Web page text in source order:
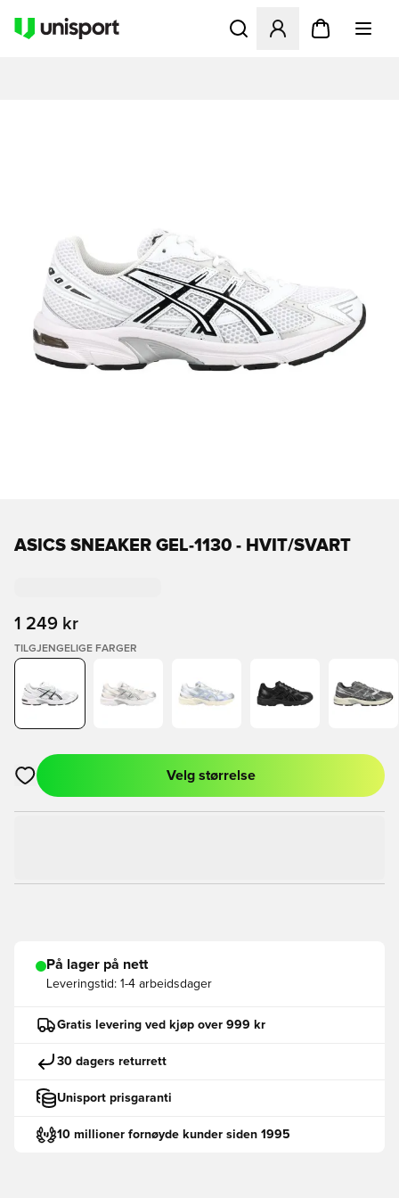
Åpner en Modal for å
ASICS SNEAKER GEL-1130 - HVIT/SVART
1 249 kr
TILGJENGELIGE FARGER
Åpner en Modal for å logge inn eller registrere deg som
Velg størrelse
På lager på nett
Leveringstid: 1-4 arbeidsdager
Gratis levering ved kjøp over 999 kr
30 dagers returrett
Unisport prisgaranti
10 millioner fornøyde kunder siden 1995